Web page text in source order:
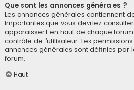
Que sont les annonces générales ?
Les annonces générales contiennent
importantes que vous devriez consulter
apparaissent en haut de chaque
contrôle de l’utilisateur. Les
annonces générales sont définies par
forum.
Haut